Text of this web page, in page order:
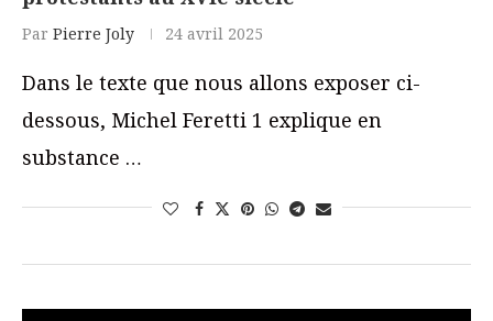
Par Pierre Joly 24 avril 2025
Dans le texte que nous allons exposer ci-
dessous, Michel Feretti 1 explique en
substance …